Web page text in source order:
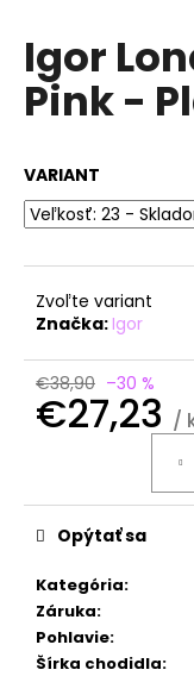
Igor
Pink -
VARIANT
Zvoľte variant
Značka:Igor
€38,90 –30 %
€27,23 /
Kategória:
Záruka:
Pohlavie:
Šírka chodidla:
Opýtať sa
j
s
ť
O
d
ú
č
m
e